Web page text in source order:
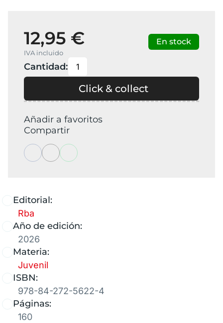
Editorial:
Rba
Año de edición:
2026
Materia:
Juvenil
ISBN:
978-84-272-5622-4
Páginas:
160
12,95 €
IVA incluido
En stock
Cantidad:
Click & collect
Añadir a favoritos
Compartir